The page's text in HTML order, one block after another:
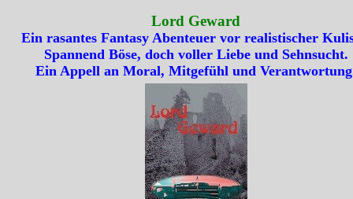
Lord Geward
Ein rasantes Fantasy Abenteuer vor realistischer
Spannend Böse, doch voller Liebe und Sehnsucht.
Ein Appell an Moral, Mitgefühl und